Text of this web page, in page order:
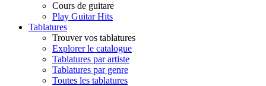
Cours de guitare
Play Guitar Hits
Tablatures
Trouver vos tablatures
Explorer le catalogue
Tablatures par artiste
Tablatures par genre
Toutes les tablatures